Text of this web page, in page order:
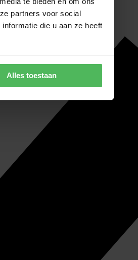
partners voor social
die u aan ze heeft
Alles toestaan